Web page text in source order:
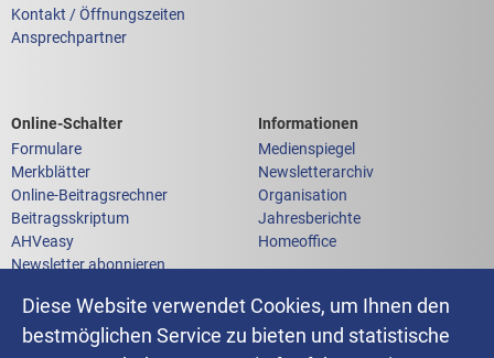
Diese Website verwendet Cookies, um Ihnen den
bestmöglichen Service zu bieten und statistische
Kontakt / Öffnungszeiten
Ansprechpartner
Links zum
Online-Schalter
Formulare
Merkblätter
Online-Beitragsrechner
Beitragsskriptum
AHVeasy
Newsletter abonnieren
Links zu weiteren
Informationen
Medienspiegel
Newsletterarchiv
Organisation
Jahresberichte
Homeoffice